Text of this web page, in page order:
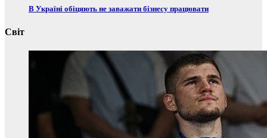
В Україні обіцяють не заважати бізнесу працювати
Світ